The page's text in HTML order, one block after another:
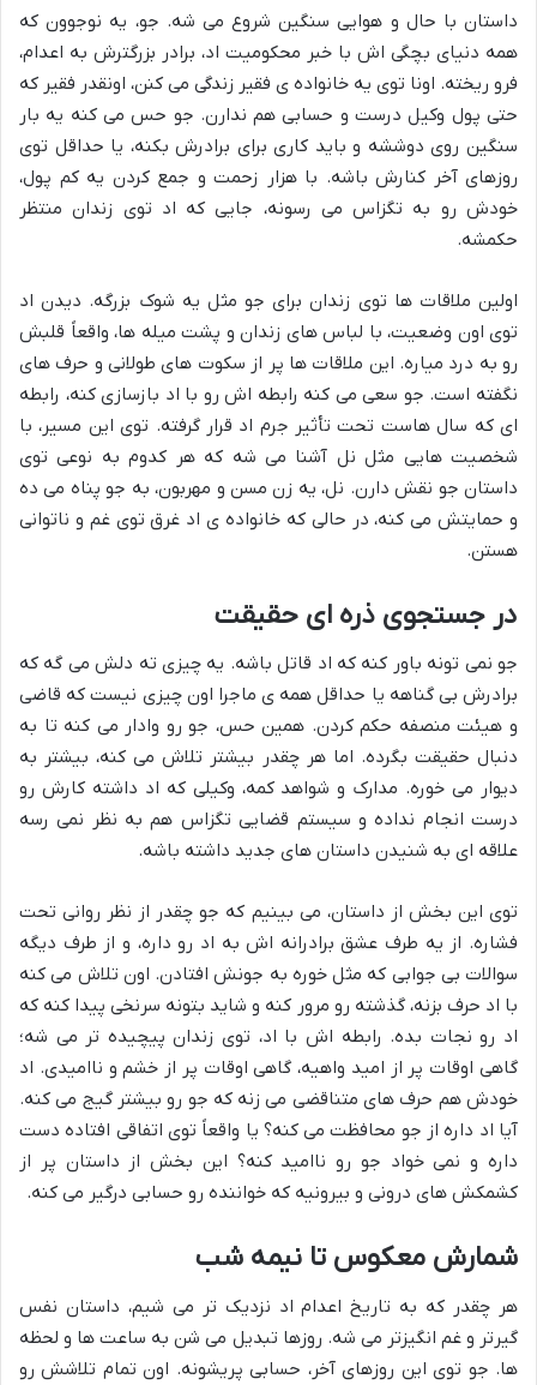
داستان با حال و هوایی سنگین شروع می شه. جو، یه نوجوون که
همه دنیای بچگی اش با خبر محکومیت اد، برادر بزرگترش به اعدام،
فرو ریخته. اونا توی یه خانواده ی فقیر زندگی می کنن، اونقدر فقیر که
حتی پول وکیل درست و حسابی هم ندارن. جو حس می کنه یه بار
سنگین روی دوششه و باید کاری برای برادرش بکنه، یا حداقل توی
روزهای آخر کنارش باشه. با هزار زحمت و جمع کردن یه کم پول،
خودش رو به تگزاس می رسونه، جایی که اد توی زندان منتظر
حکمشه.
اولین ملاقات ها توی زندان برای جو مثل یه شوک بزرگه. دیدن اد
توی اون وضعیت، با لباس های زندان و پشت میله ها، واقعاً قلبش
رو به درد میاره. این ملاقات ها پر از سکوت های طولانی و حرف های
نگفته است. جو سعی می کنه رابطه اش رو با اد بازسازی کنه، رابطه
ای که سال هاست تحت تأثیر جرم اد قرار گرفته. توی این مسیر، با
شخصیت هایی مثل نل آشنا می شه که هر کدوم به نوعی توی
داستان جو نقش دارن. نل، یه زن مسن و مهربون، به جو پناه می ده
و حمایتش می کنه، در حالی که خانواده ی اد غرق توی غم و ناتوانی
هستن.
در جستجوی ذره ای حقیقت
جو نمی تونه باور کنه که اد قاتل باشه. یه چیزی ته دلش می گه که
برادرش بی گناهه یا حداقل همه ی ماجرا اون چیزی نیست که قاضی
و هیئت منصفه حکم کردن. همین حس، جو رو وادار می کنه تا به
دنبال حقیقت بگرده. اما هر چقدر بیشتر تلاش می کنه، بیشتر به
دیوار می خوره. مدارک و شواهد کمه، وکیلی که اد داشته کارش رو
درست انجام نداده و سیستم قضایی تگزاس هم به نظر نمی رسه
علاقه ای به شنیدن داستان های جدید داشته باشه.
توی این بخش از داستان، می بینیم که جو چقدر از نظر روانی تحت
فشاره. از یه طرف عشق برادرانه اش به اد رو داره، و از طرف دیگه
سوالات بی جوابی که مثل خوره به جونش افتادن. اون تلاش می کنه
با اد حرف بزنه، گذشته رو مرور کنه و شاید بتونه سرنخی پیدا کنه که
اد رو نجات بده. رابطه اش با اد، توی زندان پیچیده تر می شه؛
گاهی اوقات پر از امید واهیه، گاهی اوقات پر از خشم و ناامیدی. اد
خودش هم حرف های متناقضی می زنه که جو رو بیشتر گیج می کنه.
آیا اد داره از جو محافظت می کنه؟ یا واقعاً توی اتفاقی افتاده دست
داره و نمی خواد جو رو ناامید کنه؟ این بخش از داستان پر از
کشمکش های درونی و بیرونیه که خواننده رو حسابی درگیر می کنه.
شمارش معکوس تا نیمه شب
هر چقدر که به تاریخ اعدام اد نزدیک تر می شیم، داستان نفس
گیرتر و غم انگیزتر می شه. روزها تبدیل می شن به ساعت ها و لحظه
ها. جو توی این روزهای آخر، حسابی پریشونه. اون تمام تلاشش رو